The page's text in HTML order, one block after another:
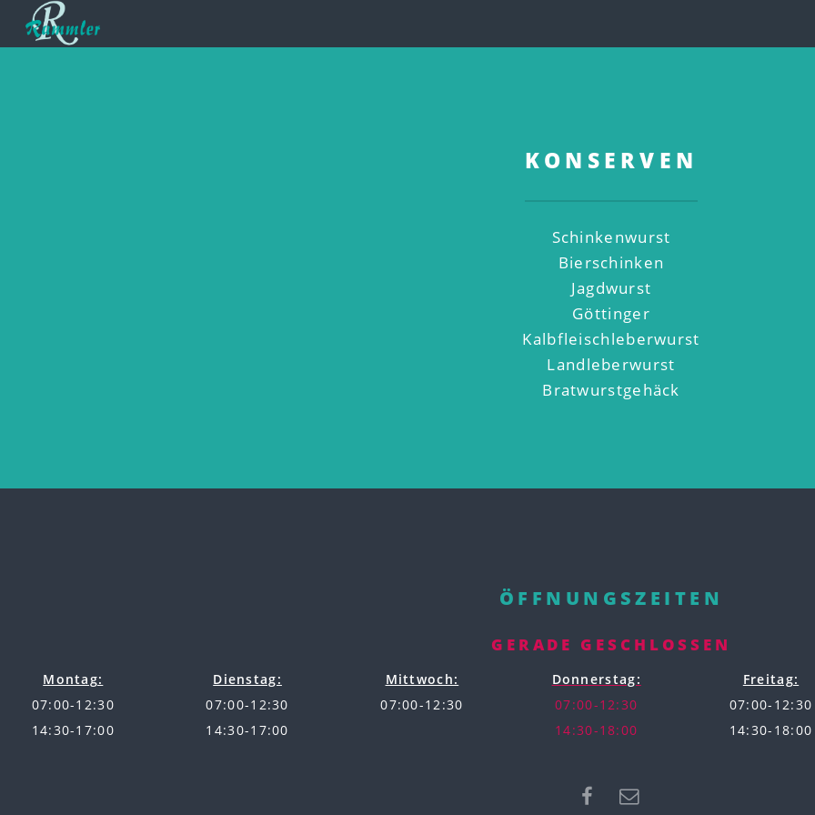
KONSERVEN
Schinkenwurst
Bierschinken
Jagdwurst
Göttinger
Kalbfleischleberwurst
Landleberwurst
Bratwurstgehäck
ÖFFNUNGSZEITEN
GERADE GESCHLOSSEN
Montag:
07:00-12:30
14:30-17:00
Dienstag:
07:00-12:30
14:30-17:00
Mittwoch:
07:00-12:30
Donnerstag:
07:00-12:30
14:30-18:00
Freitag:
07:00-12:30
14:30-18:00